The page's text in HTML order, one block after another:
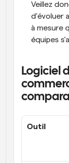
Veillez
d'évoluer
à mesure
équipes
Logiciel
Outil